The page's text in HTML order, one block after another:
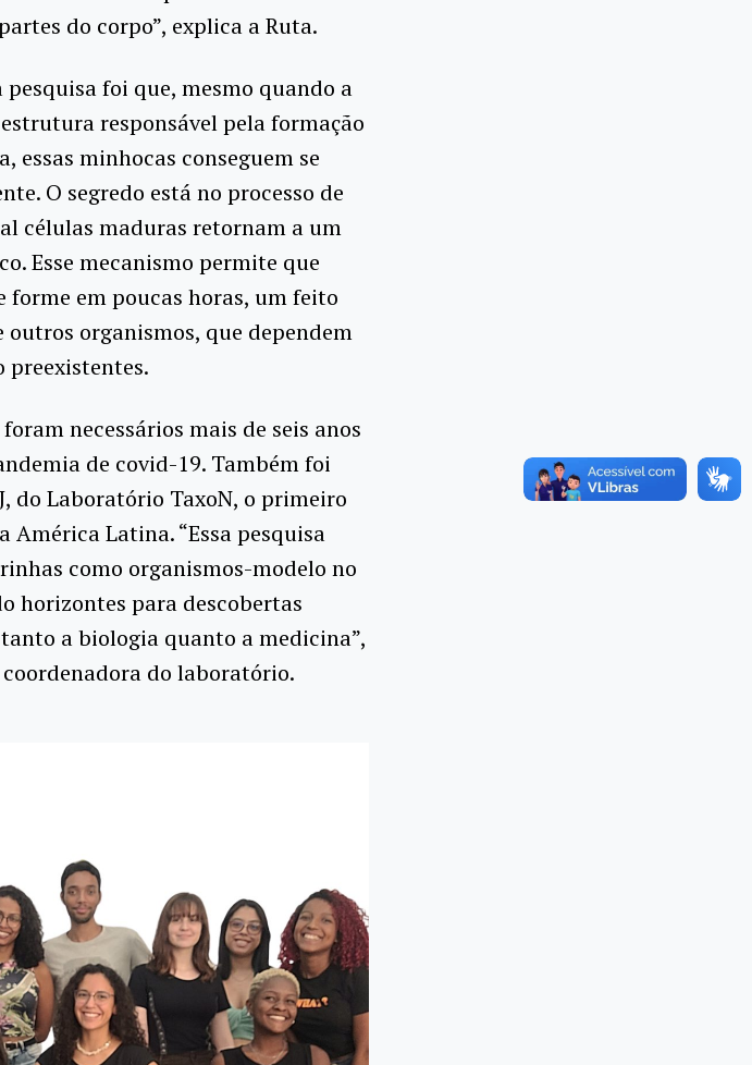
do corpo”, explica a Ruta.
foi que, mesmo quando a
responsável pela formação
essas minhocas conseguem se
O segredo está no processo de
células maduras retornam a um
Esse mecanismo permite que
forme em poucas horas, um feito
organismos, que dependem
preexistentes.
necessários mais de seis anos
de covid-19. Também foi
do Laboratório TaxoN, o primeiro
Latina. “Essa pesquisa
como organismos-modelo no
horizontes para descobertas
a biologia quanto a medicina”,
do laboratório.